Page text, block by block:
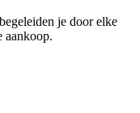
je door elke
aankoop.